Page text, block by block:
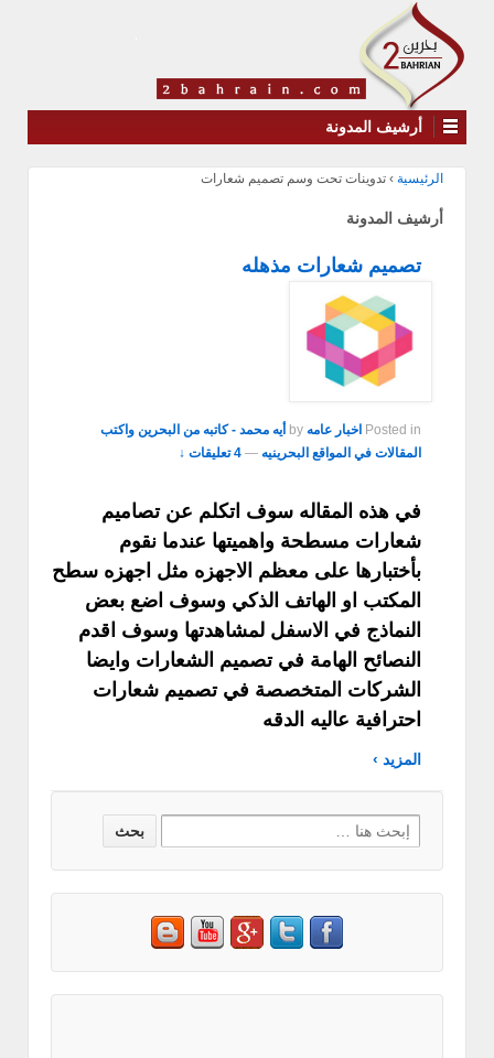
أرشيف المدونة
الرئيسية › تدوينات تحت وسم تصميم شعارات
أرشيف المدونة
تصميم شعارات مذهله
Posted in اخبار عامه by أيه محمد - كاتبه من البحرين واكتب
المقالات في المواقع البحرينيه — 4 تعليقات ↓
في هذه المقاله سوف اتكلم عن تصاميم
شعارات مسطحة واهميتها عندما نقوم
بأختبارها على معظم الاجهزه مثل اجهزه سطح
المكتب او الهاتف الذكي وسوف اضع بعض
النماذج في الاسفل لمشاهدتها وسوف اقدم
النصائح الهامة في تصميم الشعارات وايضا
الشركات المتخصصة في تصميم شعارات
احترافية عاليه الدقه
المزيد ›
Search
for: